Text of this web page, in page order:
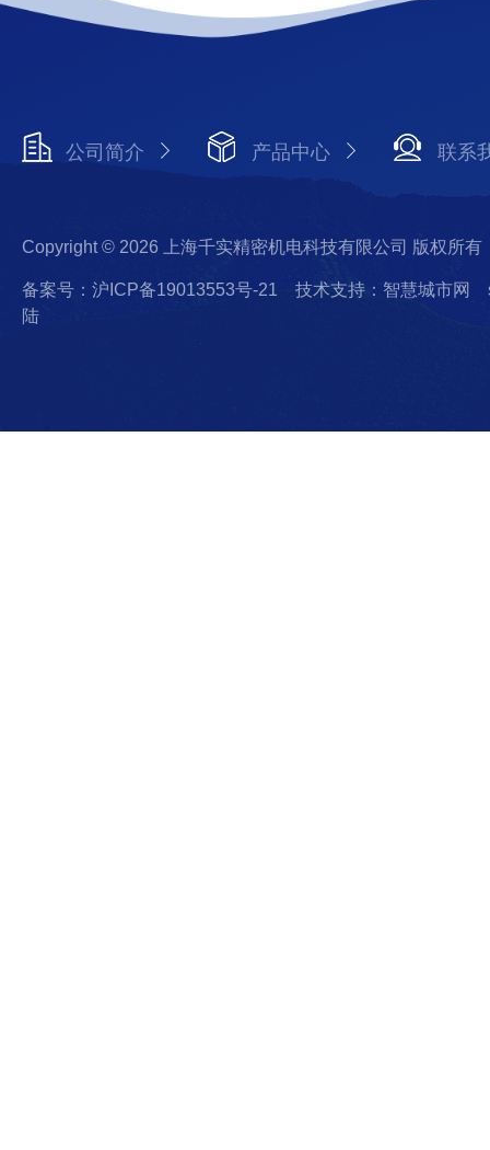
公司简介 产品中心 联系
Copyright © 2026 上海千实精密机电科技有限公司 版权所有
备案号：沪ICP备19013553号-21 技术支持：智慧城市网
陆